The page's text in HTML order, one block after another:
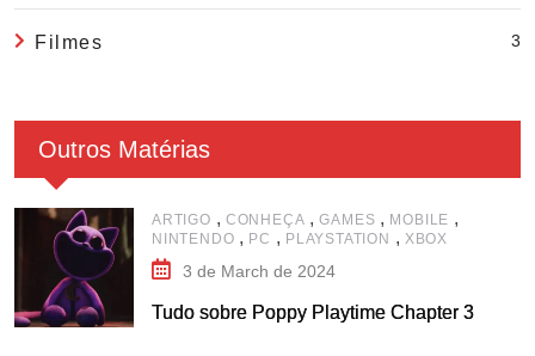
Filmes 3
Outros Matérias
ARTIGO , CONHEÇA ,GAMES , MOBILE ,
NINTENDO , PC , PLAYSTATION , XBOX
3 de March de 2024
Tudo sobre Poppy Playtime Chapter 3